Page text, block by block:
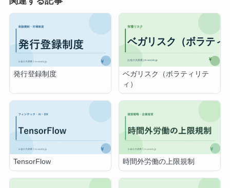
発行登録制度
ベガリスク（ボラティリテ
ィ）
TensorFlow 時間外労働の上限規制